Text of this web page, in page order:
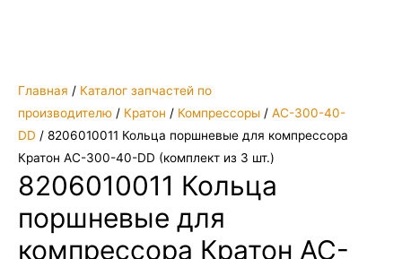
Главная / Каталог запчастей по
производителю / Кратон / Компрессоры / AC-300-40-
DD / 8206010011 Кольца поршневые для компрессора
Кратон AC-300-40-DD (комплект из 3 шт.)
8206010011 Кольца
поршневые для
компрессора Кратон AC-